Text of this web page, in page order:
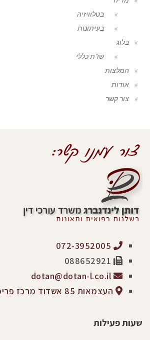
בטלוויזיה
בעיתונות
בלוג
שו"ת כללי
המלצות
אודות
צור קשר
העצמאות 85 אשדוד מרכז פרימק
שעות פעילות